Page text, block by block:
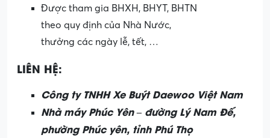
Được tham gia BHXH, BHYT, BHTN
theo quy định của Nhà Nước,
thưởng các ngày lễ, tết, …
LIÊN HỆ:
Công ty TNHH Xe Buýt Daewoo Việt Nam
Nhà máy Phúc Yên – đường Lý Nam Đế,
phường Phúc yên, tỉnh Phú Thọ